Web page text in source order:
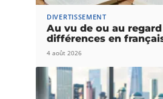
DIVERTISSEMENT
Au vu de ou au
différences en
4 août 2026